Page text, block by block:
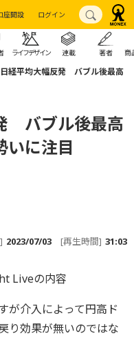
座開設 ログイン
ライフデザイン 連載 著者 商
日経平均大幅反発 バブル後最高
バブル後最高
いに注目
2023/07/03 [再生時間] 31:03
Liveの内容
が介入によって円高ド
り効果が無いのではな